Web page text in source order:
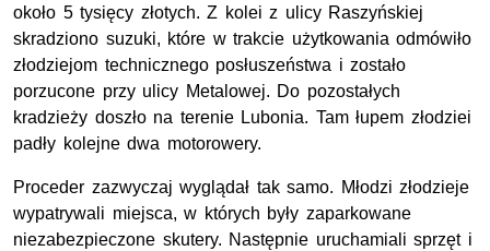
około 5 tysięcy złotych. Z kolei z ulicy Raszyńskiej
skradziono suzuki, które w trakcie użytkowania odmówiło
złodziejom technicznego posłuszeństwa i zostało
porzucone przy ulicy Metalowej. Do pozostałych
kradzieży doszło na terenie Lubonia. Tam łupem złodziei
padły kolejne dwa motorowery.
Proceder zazwyczaj wyglądał tak samo. Młodzi złodzieje
wypatrywali miejsca, w których były zaparkowane
niezabezpieczone skutery. Następnie uruchamiali sprzęt i